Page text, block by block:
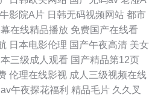
影院A片 日韩无码视频网站 都市
在线精品播放 免费国产在线看
日本电影伦理 国产午夜高清 美女
本三级成人观看 国产精品第12页
伦理在线影视 成人三级视频在线
av午夜探花福利 精品毛片 久久叉